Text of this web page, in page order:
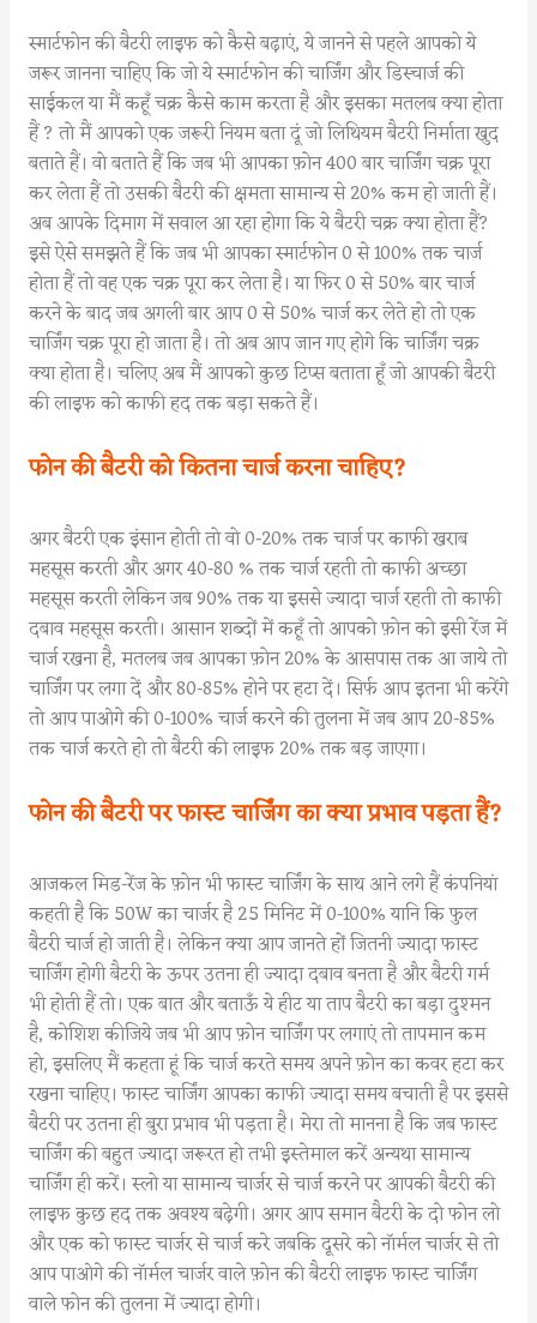
स्मार्टफोन की बैटरी लाइफ को कैसे बढ़ाएं, ये जानने से पहले आपको ये
जरूर जानना चाहिए कि जो ये स्मार्टफोन की चार्जिंग और डिस्चार्ज की
साईकल या मैं कहूँ चक्र कैसे काम करता है और इसका मतलब क्या होता
हैं ? तो मैं आपको एक जरूरी नियम बता दूं जो लिथियम बैटरी निर्माता खुद
बताते हैं। वो बताते हैं कि जब भी आपका फ़ोन 400 बार चार्जिंग चक्र पूरा
कर लेता हैं तो उसकी बैटरी की क्षमता सामान्य से 20% कम हो जाती हैं।
अब आपके दिमाग में सवाल आ रहा होगा कि ये बैटरी चक्र क्या होता हैं?
इसे ऐसे समझते हैं कि जब भी आपका स्मार्टफोन 0 से 100% तक चार्ज
होता हैं तो वह एक चक्र पूरा कर लेता है। या फिर 0 से 50% बार चार्ज
करने के बाद जब अगली बार आप 0 से 50% चार्ज कर लेते हो तो एक
चार्जिंग चक्र पूरा हो जाता है। तो अब आप जान गए होगे कि चार्जिंग चक्र
क्या होता है। चलिए अब मैं आपको कुछ टिप्स बताता हूँ जो आपकी बैटरी
की लाइफ को काफी हद तक बड़ा सकते हैं।
फोन की बैटरी को कितना चार्ज करना चाहिए?
अगर बैटरी एक इंसान होती तो वो 0-20% तक चार्ज पर काफी खराब
महसूस करती और अगर 40-80 % तक चार्ज रहती तो काफी अच्छा
महसूस करती लेकिन जब 90% तक या इससे ज्यादा चार्ज रहती तो काफी
दबाव महसूस करती। आसान शब्दों में कहूँ तो आपको फ़ोन को इसी रेंज में
चार्ज रखना है, मतलब जब आपका फ़ोन 20% के आसपास तक आ जाये तो
चार्जिंग पर लगा दें और 80-85% होने पर हटा दें। सिर्फ आप इतना भी करेंगे
तो आप पाओगे की 0-100% चार्ज करने की तुलना में जब आप 20-85%
तक चार्ज करते हो तो बैटरी की लाइफ 20% तक बड़ जाएगा।
फोन की बैटरी पर फास्ट चार्जिंग का क्या प्रभाव पड़ता हैं?
आजकल मिड-रेंज के फ़ोन भी फास्ट चार्जिंग के साथ आने लगे हैं कंपनियां
कहती है कि 50W का चार्जर है 25 मिनिट में 0-100% यानि कि फुल
बैटरी चार्ज हो जाती है। लेकिन क्या आप जानते हों जितनी ज्यादा फास्ट
चार्जिंग होगी बैटरी के ऊपर उतना ही ज्यादा दबाव बनता है और बैटरी गर्म
भी होती हैं तो। एक बात और बताऊँ ये हीट या ताप बैटरी का बड़ा दुश्मन
है, कोशिश कीजिये जब भी आप फ़ोन चार्जिंग पर लगाएं तो तापमान कम
हो, इसलिए मैं कहता हूं कि चार्ज करते समय अपने फ़ोन का कवर हटा कर
रखना चाहिए। फास्ट चार्जिंग आपका काफी ज्यादा समय बचाती है पर इससे
बैटरी पर उतना ही बुरा प्रभाव भी पड़ता है। मेरा तो मानना है कि जब फास्ट
चार्जिंग की बहुत ज्यादा जरूरत हो तभी इस्तेमाल करें अन्यथा सामान्य
चार्जिंग ही करें। स्लो या सामान्य चार्जर से चार्ज करने पर आपकी बैटरी की
लाइफ कुछ हद तक अवश्य बढ़ेगी। अगर आप समान बैटरी के दो फोन लो
और एक को फास्ट चार्जर से चार्ज करे जबकि दूसरे को नॉर्मल चार्जर से तो
आप पाओगे की नॉर्मल चार्जर वाले फ़ोन की बैटरी लाइफ फास्ट चार्जिंग
वाले फोन की तुलना में ज्यादा होगी।